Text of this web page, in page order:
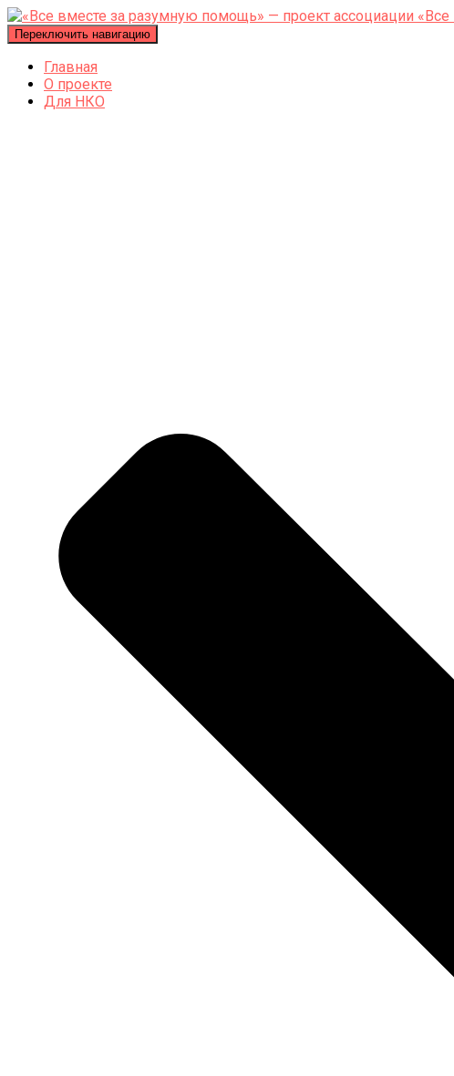
Переключить навигацию
Главная
О проекте
Для НКО